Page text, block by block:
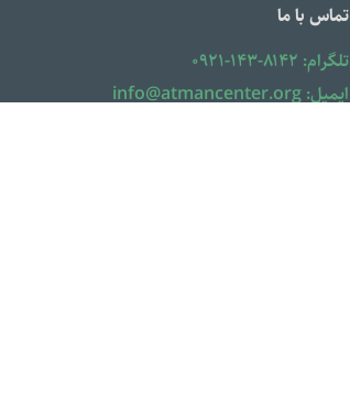
تماس با ما
تلگرام: ۸۱۴۲-۱۴۳-۰۹۲۱
ایمیل: info@atmancenter.org